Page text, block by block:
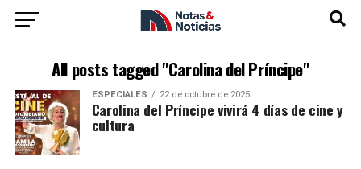
All posts tagged "Carolina del Príncipe"
ESPECIALES 22 de octubre de 2025
Carolina del Príncipe vivirá 4 días de cine y
cultura